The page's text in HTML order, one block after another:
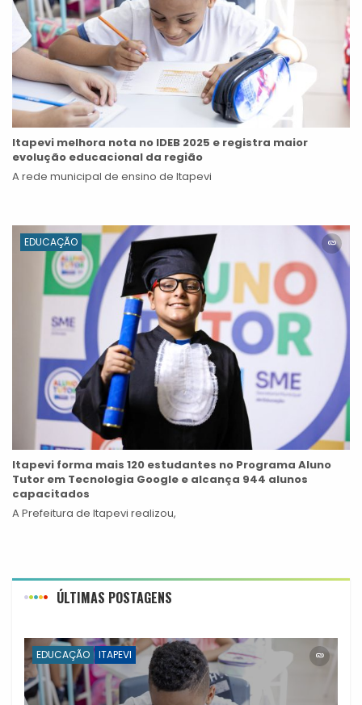
Itapevi melhora nota no IDEB 2025 e registra maior
evolução educacional da região
A rede municipal de ensino de Itapevi
EDUCAÇÃO
Itapevi forma mais 120 estudantes no Programa Aluno
Tutor em Tecnologia Google e alcança 944 alunos
capacitados
A Prefeitura de Itapevi realizou,
ÚLTIMAS POSTAGENS
EDUCAÇÃO ITAPEVI